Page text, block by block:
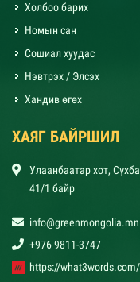
Холбоо барих
Номын сан
Сошиал хуудас
Нэвтрэх / Элсэх
Хандив өгөх
ХАЯГ БАЙРШИЛ
Улаанбаатар хот,
41/1 байр
+976 9811-3747
https://